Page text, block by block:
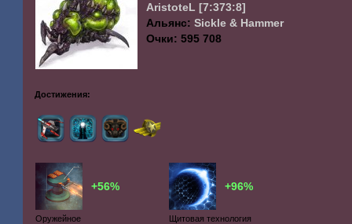
AristoteL [7:373:8]
Альянс:Sickle & Hammer
Очки: 595 708
Достижения:
+56%
Оружейное
+96%
Щитовая технология